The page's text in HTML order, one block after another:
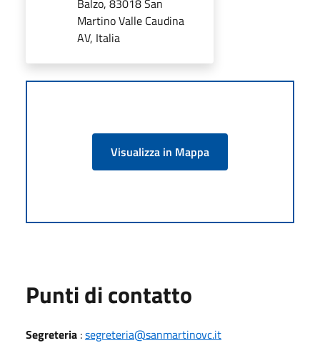
Martino Valle Caudina
AV, Italia
Visualizza in Mappa
Punti di contatto
Segreteria :segreteria@sanmartinovc.it